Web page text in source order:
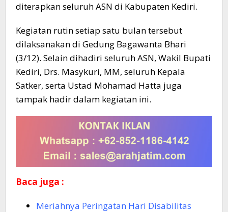
diterapkan seluruh ASN di Kabupaten Kediri.
Kegiatan rutin setiap satu bulan tersebut
dilaksanakan di Gedung Bagawanta Bhari
(3/12). Selain dihadiri seluruh ASN, Wakil Bupati
Kediri, Drs. Masykuri, MM, seluruh Kepala
Satker, serta Ustad Mohamad Hatta juga
tampak hadir dalam kegiatan ini.
Baca juga :
Meriahnya Peringatan Hari Disabilitas